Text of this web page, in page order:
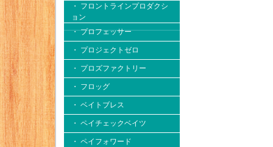
・ フロントラインプロダクシ
ョン
・ プロフェッサー
・ プロジェクトゼロ
・ プロズファクトリー
・ フロッグ
・ ベイトブレス
・ ペイチェックベイツ
・ ペイフォワード